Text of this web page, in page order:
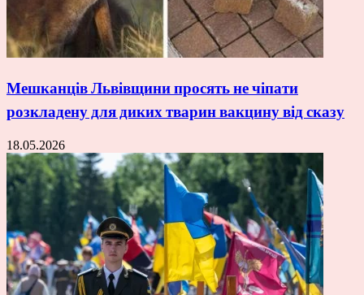
Мешканців Львівщини просять не чіпати
розкладену для диких тварин вакцину від сказу
18.05.2026